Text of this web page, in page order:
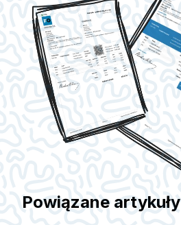
Powiązane artykuły